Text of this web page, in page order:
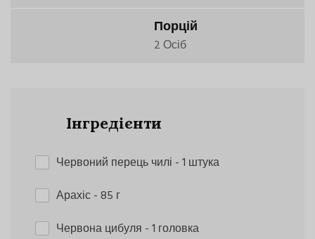
Порцій
2 Осіб
Інгредієнти
Червоний перець чилі - 1 штука
Арахіс- 85 г
Червона цибуля - 1 головка